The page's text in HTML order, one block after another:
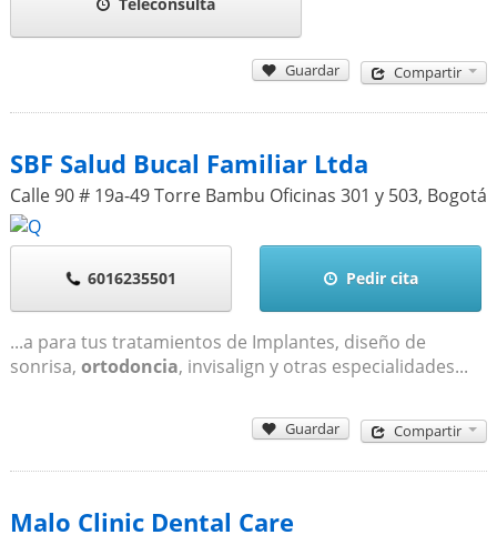
Guardar Compartir
SBF Salud Bucal Familiar Ltda
Calle 90 # 19a-49 Torre Bambu Oficinas 301 y 503, Bogotá
6016235501 Pedir cita
...a para tus tratamientos de Implantes, diseño de
sonrisa, ortodoncia, invisalign y otras especialidades...
Guardar Compartir
Malo Clinic Dental Care